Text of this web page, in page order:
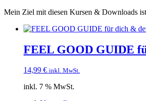
Mein Ziel mit diesen Kursen & Downloads
FEEL GOOD GUIDE
14,99 € inkl. MwSt.
inkl. 7 % MwSt.